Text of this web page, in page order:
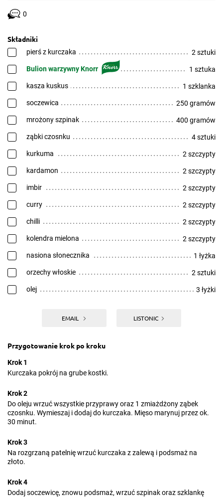
0
Składniki
pierś z kurczaka 2 sztuki
Bulion warzywny Knorr 1 sztuka
kasza kuskus 1 szklanka
soczewica 250 gramów
mrożony szpinak 400 gramów
ząbki czosnku 4 sztuki
kurkuma 2 szczypty
kardamon 2 szczypty
imbir 2 szczypty
curry 2 szczypty
chilli 2 szczypty
kolendra mielona 2 szczypty
nasiona słonecznika 1 łyżka
orzechy włoskie 2 sztuki
olej 3 łyżki
EMAIL LISTONIC
Przygotowanie krok po kroku
Krok 1
Kurczaka pokrój na grube kostki.
Krok 2
Do oleju wrzuć wszystkie przyprawy oraz 1 zmiażdżony ząbek
czosnku. Wymieszaj i dodaj do kurczaka. Mięso marynuj przez ok.
30 minut.
Krok 3
Na rozgrzaną patelnię wrzuć kurczaka z zalewą i podsmaż na
złoto.
Krok 4
Dodaj soczewicę, znowu podsmaż, wrzuć szpinak oraz szklankę